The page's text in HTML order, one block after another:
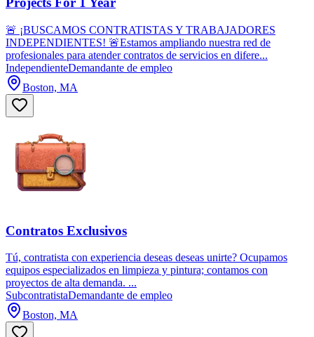
🚨 ¡BUSCAMOS CONTRATISTAS Y TRABAJADORES
INDEPENDIENTES! 🚨Estamos ampliando nuestra red de
profesionales para atender contratos de servicios en difere...
IndependienteDemandante de empleo
Boston, MA
Contratos Exclusivos
Tú, contratista con experiencia deseas deseas unirte? Ocupamos
equipos especializados en limpieza y pintura; contamos con
proyectos de alta demanda. ...
SubcontratistaDemandante de empleo
Boston, MA